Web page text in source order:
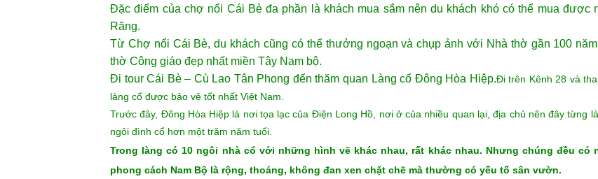
Thuyền buồm được trang bị áo phao sẽ đưa du khách tham quan cảnh chợ.
thức mua bán phổ biến của người dân vùng sông nước.
Mọi hoạt động buôn bán đều diễn ra trên tàu của các thương nhân.
Du khách sẽ ngạc nhiên trước hình ảnh nhiều mặt hàng được treo trên thân cây trong mỗi
cáo, người mua chỉ cần xem những thứ ở trên. khi biết anh ta đang đến mua.
Đặc điểm của chợ nổi Cái Bè đa phần là khách mua sắm nên du khách khó có thể mua được
Răng.
Từ Chợ nổi Cái Bè, du khách cũng có thể thưởng ngoạn và chụp ảnh với Nhà thờ gần 100
thờ Công giáo đẹp nhất miền Tây Nam bộ.
Đi tour Cái Bè – Cù Lao Tân Phong đến thăm quan Làng cổ Đông Hòa Hiệp.Đi trên Kênh 28 và